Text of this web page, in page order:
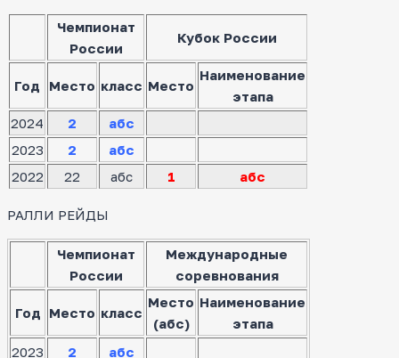
Чемпионат
России
Кубок России
Год Место класс Место
Наименование
этапа
2024
2
абс
2023
2
абс
2022
22 абс 1 абс
РАЛЛИ РЕЙДЫ
Чемпионат
России
Международные
соревнования
Год Место класс
Место
(абс)
Наименование
этапа
2023
2 абс